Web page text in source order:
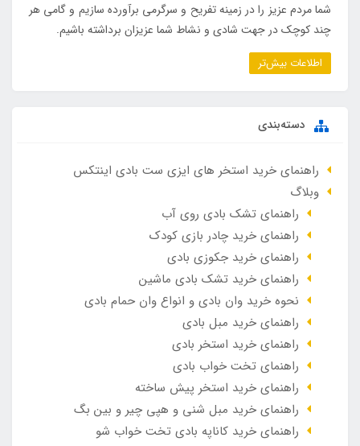
شما مردم عزیز را در زمینه تفریح و سرگرمی برآورده سازیم و گامی هر
چند کوچک در جهت شادی و نشاط شما عزیزان برداشته باشیم.
اطلاعات بیش‌تر
دسته‌بندی
راهنمای خرید استخر های ایزی ست بادی اینتکس
وبلاگ
راهنمای تشک بادی روی آب
راهنمای خرید چادر بازی کودک
راهنمای خرید جکوزی بادی
راهنمای خرید تشک بادی ماشین
نحوه خرید وان بادی و انواع وان حمام بادی
راهنمای خرید مبل بادی
راهنمای خرید استخر بادی
راهنمای تخت خواب بادی
راهنمای خرید استخر پیش ساخته
راهنمای خرید مبل شنی و هپی چیر و بین بگ
راهنمای خرید کاناپه بادی تخت خواب شو